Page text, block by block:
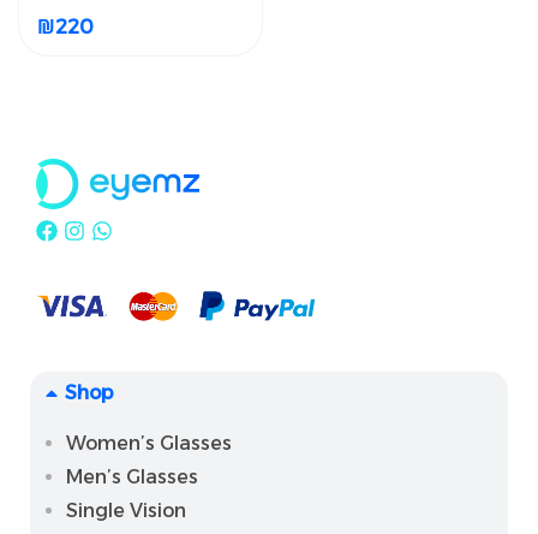
₪220
Shop
Women’s Glasses
Men’s Glasses
Single Vision